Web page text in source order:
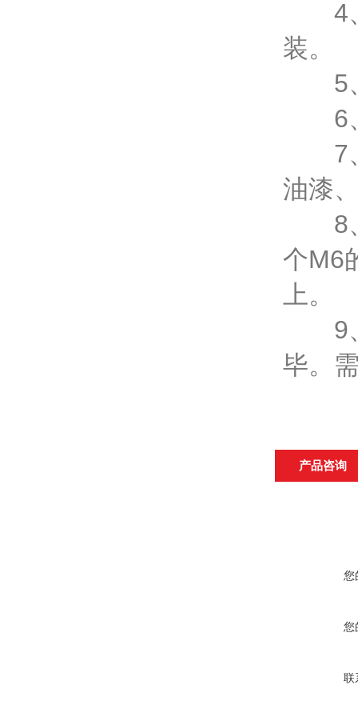
4、
装。
5、
6、
7、
油漆
8、
个M6
上。
9、
毕。
产品咨询
您
您
联